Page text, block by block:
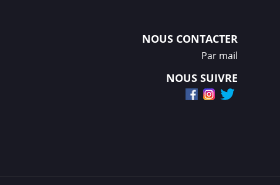
NOUS CONTACTER
Par mail
NOUS SUIVRE